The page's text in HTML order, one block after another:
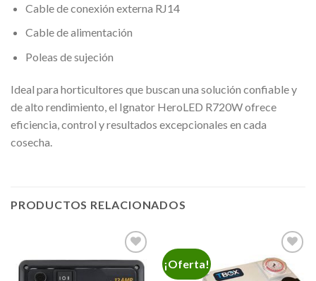
Cable de conexión externa RJ14
Cable de alimentación
Poleas de sujeción
Ideal para horticultores que buscan una solución confiable y
de alto rendimiento, el Ignator HeroLED R720W ofrece
eficiencia, control y resultados excepcionales en cada
cosecha.
PRODUCTOS RELACIONADOS
¡Oferta!